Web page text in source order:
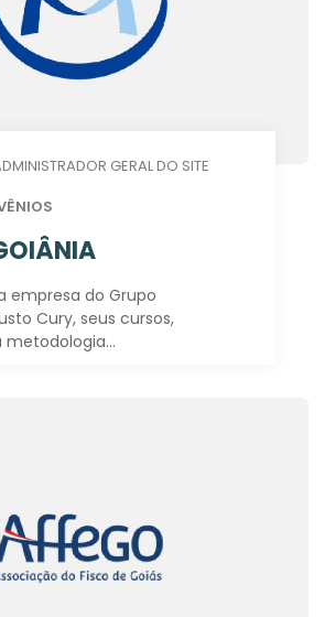
GERAL DO SITE
empresa do Grupo
Cury, seus cursos,
metodologia…